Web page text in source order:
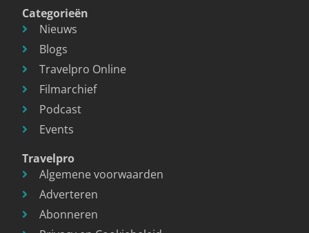
Categorieën
Nieuws
Blogs
Travelpro Online
Filmarchief
Podcast
Events
Travelpro
Algemene voorwaarden
Adverteren
Abonneren